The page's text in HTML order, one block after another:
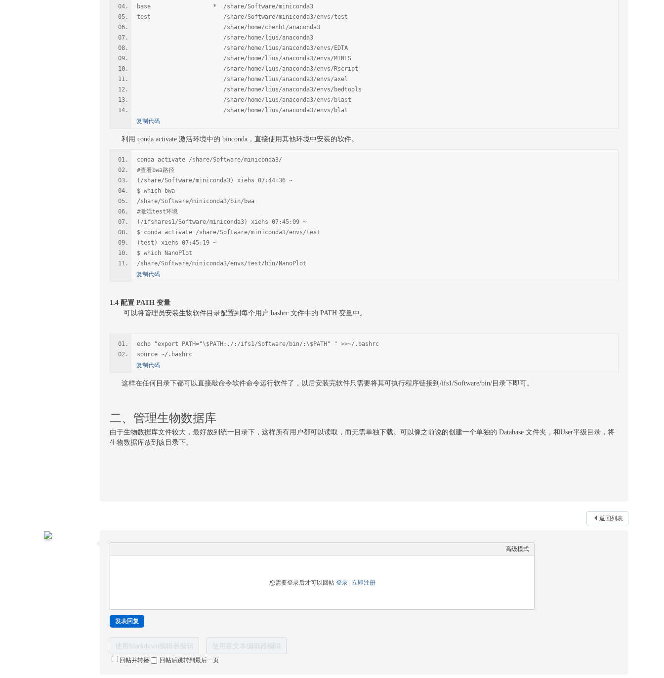
base * /share/Software/miniconda3
test /share/Software/miniconda3/envs/test
/share/home/chenht/anaconda3
/share/home/lius/anaconda3
/share/home/lius/anaconda3/envs/EDTA
/share/home/lius/anaconda3/envs/MINES
/share/home/lius/anaconda3/envs/Rscript
/share/home/lius/anaconda3/envs/axel
/share/home/lius/anaconda3/envs/bedtools
/share/home/lius/anaconda3/envs/blast
/share/home/lius/anaconda3/envs/blat
复制代码
利用 conda activate 激活环境中的 bioconda，直接使用其他环境中安装的软件。
conda activate /share/Software/miniconda3/
#查看bwa路径
(/share/Software/miniconda3) xiehs 07:44:36 ~
$ which bwa
/share/Software/miniconda3/bin/bwa
#激活test环境
(/ifshares1/Software/miniconda3) xiehs 07:45:09 ~
$ conda activate /share/Software/miniconda3/envs/test
(test) xiehs 07:45:19 ~
$ which NanoPlot
/share/Software/miniconda3/envs/test/bin/NanoPlot
复制代码
1.4 配置 PATH 变量
可以将管理员安装生物软件目录配置到每个用户.bashrc 文件中的 PATH 变量中。
echo "export PATH="\$PATH:./:/ifs1/Software/bin/:\$PATH" " >>~/.bashrc
source ~/.bashrc
复制代码
这样在任何目录下都可以直接敲命令软件命令运行软件了，以后安装完软件只需要将其可执行程序链接到/ifs1/Software/bin/目录下即可。
二、管理生物数据库
由于生物数据库文件较大，最好放到统一目录下，这样所有用户都可以读取，而无需单独下载。可以像之前说的创建一个单独的 Database 文件夹，和User平级目录，将
生物数据库放到该目录下。
返回列表
高级模式
您需要登录后才可以回帖 登录| 立即注册
发表回复
使用Markdown编辑器编辑 使用富文本编辑器编辑
回帖并转播 回帖后跳转到最后一页